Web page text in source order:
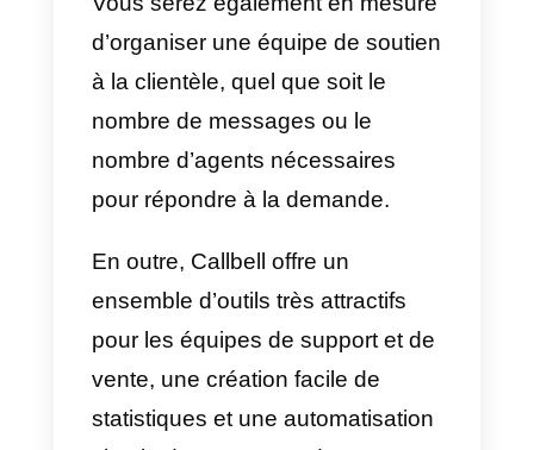
vous avez créé votre lien
WhatsApp, vous pouvez l’ajouter
à votre profil.
Le compte professionnel active
deux zones de liens dans votre
bio:l’email et le site web
la zone de la page web, vous
pouvez ajouter ce que vous